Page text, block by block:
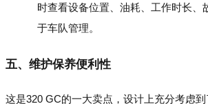
时查看设备位置、油耗、工作时长、
于车队管理。
五、维护保养便利性
这是320 GC的一大卖点，设计上充分考虑到